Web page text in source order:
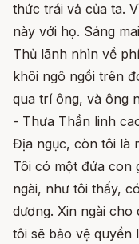
thức trái vả của ta.
này với họ. Sáng
Thủ lãnh nhìn về
khôi ngô ngồi trên
qua trí ông, và ông
- Thưa Thần linh
Địa ngục, còn tôi là
Tôi có một đứa con
ngài, như tôi thấy,
dương. Xin ngài
tôi sẽ bảo vệ quyền